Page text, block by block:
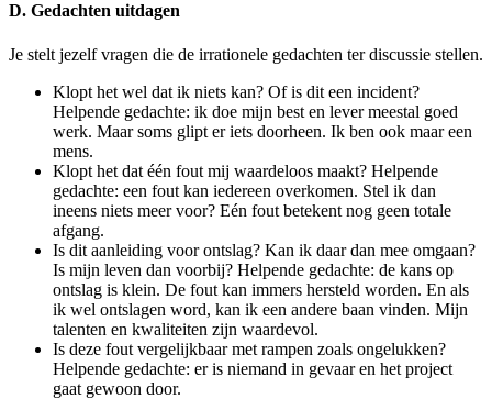
D. Gedachten uitdagen
Je stelt jezelf vragen die de irrationele gedachten ter discussie stellen.
Klopt het wel dat ik niets kan? Of is dit een incident?
Helpende gedachte: ik doe mijn best en lever meestal goed
werk. Maar soms glipt er iets doorheen. Ik ben ook maar een
mens.
Klopt het dat één fout mij waardeloos maakt? Helpende
gedachte: een fout kan iedereen overkomen. Stel ik dan
ineens niets meer voor? Eén fout betekent nog geen totale
afgang.
Is dit aanleiding voor ontslag? Kan ik daar dan mee omgaan?
Is mijn leven dan voorbij? Helpende gedachte: de kans op
ontslag is klein. De fout kan immers hersteld worden. En als
ik wel ontslagen word, kan ik een andere baan vinden. Mijn
talenten en kwaliteiten zijn waardevol.
Is deze fout vergelijkbaar met rampen zoals ongelukken?
Helpende gedachte: er is niemand in gevaar en het project
gaat gewoon door.